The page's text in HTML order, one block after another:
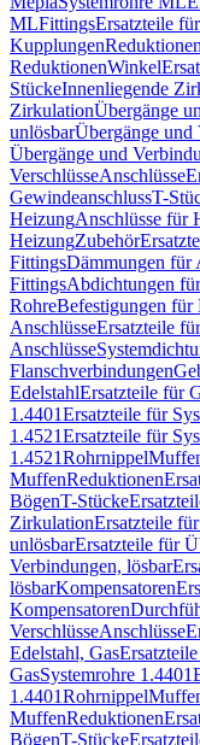
MLFittingsErsatzteile
KupplungenReduktionen
ReduktionenWinkel
StückeInnenliegende
ZirkulationÜbergänge
unlösbarÜbergänge und
Übergänge und
VerschlüsseAnschlüsse
GewindeanschlussT-
HeizungAnschlüsse für
HeizungZubehör
FittingsDämmungen für
FittingsAbdichtungen
RohreBefestigungen für
AnschlüsseErsatzteile
Anschlüsse
Flanschverbindungen
EdelstahlErsatzteile für
1.4401Ersatzteile für
1.4521Ersatzteile für
1.4521Rohrnippel
MuffenReduktionen
BögenT-Stücke
ZirkulationErsatzteile
unlösbarErsatzteile für
Verbindungen, lösbar
lösbarKompensatoren
Kompensatoren
VerschlüsseAnschlüsse
Edelstahl, Gas
GasSystemrohre 1.4401
1.4401Rohrnippel
MuffenReduktionen
BögenT-Stücke